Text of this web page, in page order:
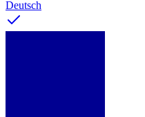
Deutsch